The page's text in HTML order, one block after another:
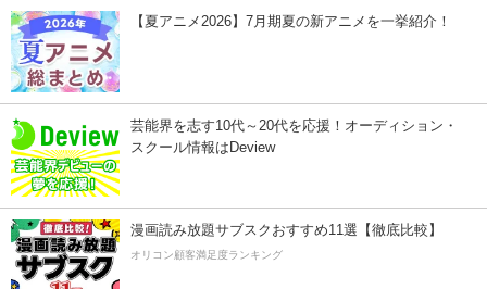
【夏アニメ2026】7月期夏の新アニメを一挙紹介！
芸能界を志す10代～20代を応援！オーディション・
スクール情報はDeview
漫画読み放題サブスクおすすめ11選【徹底比較】
オリコン顧客満足度ランキング